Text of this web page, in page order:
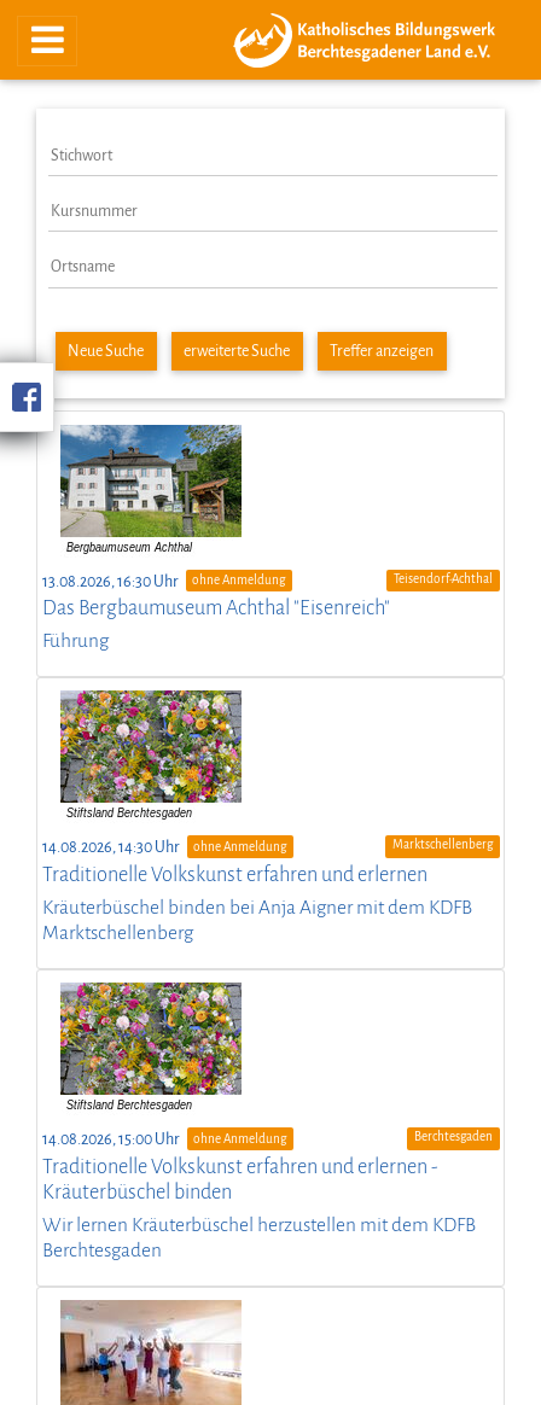
Treffer anzeigen
Neue Suche erweiterte Suche
13.08.2026, 16:30 Uhr ohne Anmeldung Teisendorf-Achthal
Das Bergbaumuseum Achthal "Eisenreich"
Führung
14.08.2026, 14:30 Uhr ohne Anmeldung Marktschellenberg
Traditionelle Volkskunst erfahren und erlernen
Kräuterbüschel binden bei Anja Aigner mit dem KDFB
Marktschellenberg
14.08.2026, 15:00 Uhr ohne Anmeldung Berchtesgaden
Traditionelle Volkskunst erfahren und erlernen -
Kräuterbüschel binden
Wir lernen Kräuterbüschel herzustellen mit dem KDFB
Berchtesgaden